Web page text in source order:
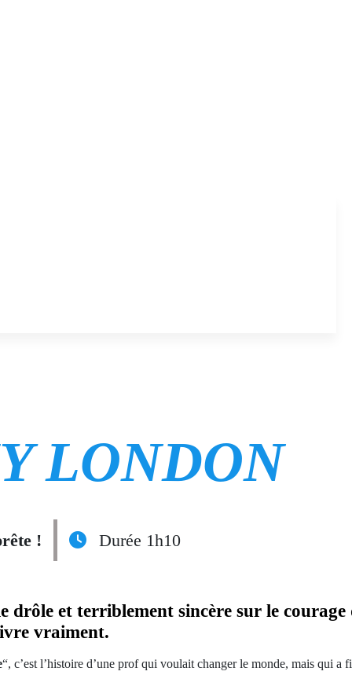
LONDON
! Durée 1h10
drôle et terriblement sincère sur le
vraiment.
“, c’est l’histoire d’une prof qui voulait changer le monde, mais qui a